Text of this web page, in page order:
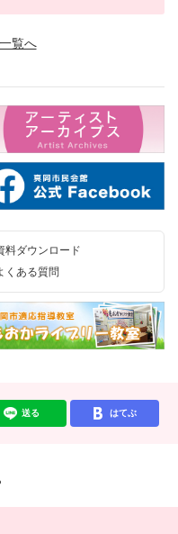
覧へ
料ダウンロード
くある質問
送る はてぶ